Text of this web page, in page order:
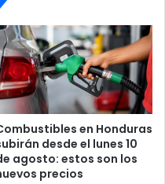
en Honduras, ya
garífunas generó
e internacional.
humanos han
de los hechos,
las investigaciones para
en Honduras
desde el lunes 10
agosto: estos son los
precios